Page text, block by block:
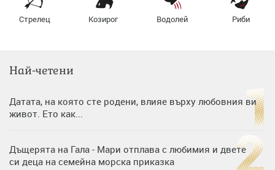
Стрелец Козирог Водолей Риби
Най-четени
Датата, на която сте родени, влияе върху любовния ви
живот. Ето как...
Дъщерята на Гала - Мари отплава с любимия и двете
си деца на семейна морска приказка